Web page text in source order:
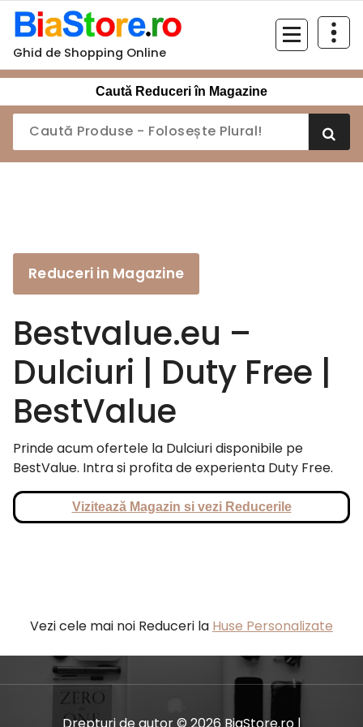
Sari
conținut
Ghid de Shopping Online
Caută Reduceri în Magazine
Reduceri in Magazine
Bestvalue.eu –
Dulciuri | Duty Free |
BestValue
Prinde acum ofertele la Dulciuri disponibile pe
BestValue. Intra si profita de experienta Duty Free.
Vizitează Magazin si vezi Reducerile
Vezi cele mai noi Reduceri la Huse Personalizate